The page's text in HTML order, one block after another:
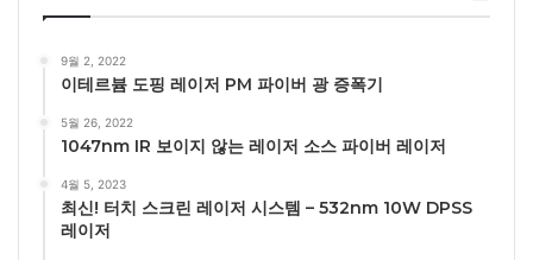
9월 2, 2022
이테르븀 도핑 레이저 PM 파이버 광 증폭기
5월 26, 2022
1047nm IR 보이지 않는 레이저 소스 파이버 레이저
4월 5, 2023
최신! 터치 스크린 레이저 시스템 – 532nm 10W DPSS
레이저